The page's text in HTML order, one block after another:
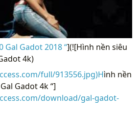
Gal Gadot 2018 “](![Hình nền siêu
4k)
full/913556.jpg)Hình nền
Gadot 4k “]
download/gal-gadot-